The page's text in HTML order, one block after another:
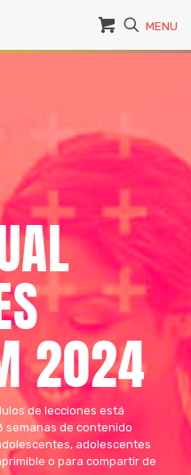
MENU
2024
de lecciones está
semanas de contenido
adolescentes
o para compartir de